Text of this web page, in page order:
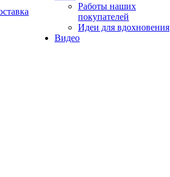
Работы наших
покупателей
Идеи для вдохновения
Видео